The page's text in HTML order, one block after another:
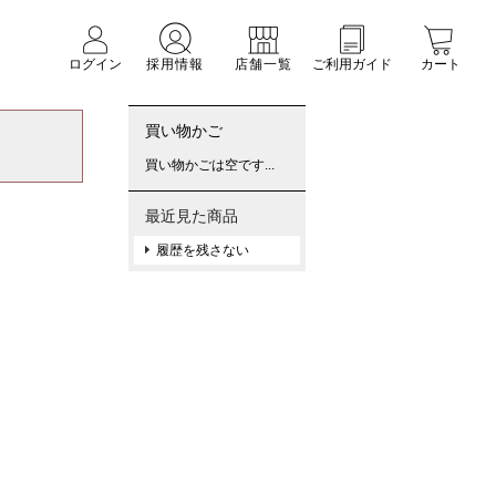
ログイン
採用情報 店舗一覧 ご利用ガイド カート
買い物かご
買い物かごは空です...
最近見た商品
履歴を残さない